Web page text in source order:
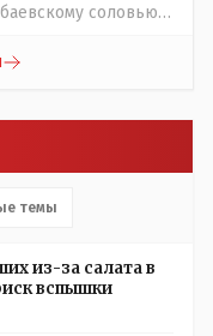
соловью
власти и
бы и якобы
АП - и шага,
и полностью
возможности идти
Курултае: -
темы
из-за салата в
вспышки